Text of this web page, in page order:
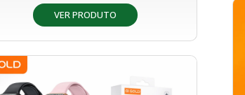
VER PRODUTO